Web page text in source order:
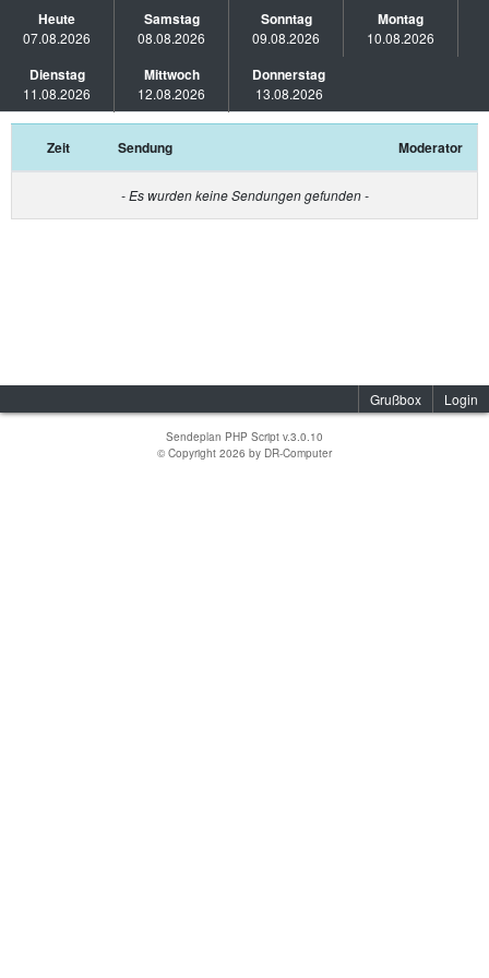
Heute
07.08.2026
Samstag
08.08.2026
Sonntag
09.08.2026
Montag
10.08.2026
Dienstag
11.08.2026
Mittwoch
12.08.2026
Donnerstag
13.08.2026
Zeit Sendung Moderator
- Es wurden keine Sendungen gefunden -
Grußbox Login
Sendeplan PHP Script v.3.0.10
© Copyright 2026 by DR-Computer